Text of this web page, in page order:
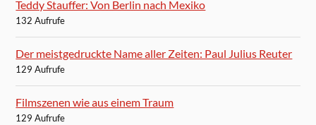
Teddy Stauffer: Von Berlin nach Mexiko
132 Aufrufe
Der meistgedruckte Name aller Zeiten: Paul Julius Reuter
129 Aufrufe
Filmszenen wie aus einem Traum
129 Aufrufe